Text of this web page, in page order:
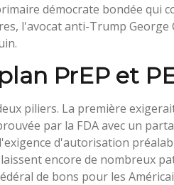
démocrate bondée qui
l'avocat anti-Trump
PrEP et
piliers. La première
par la FDA avec un
d'autorisation
encore de nombreux
de bons pour les